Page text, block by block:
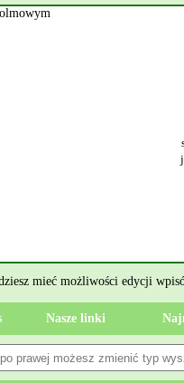
mieć możliwości edycji
Nasze linki